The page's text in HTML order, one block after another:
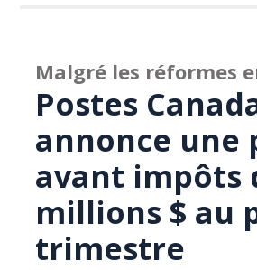
Malgré les réformes
Postes
annonce une
avant impôts
millions $ au
trimestre